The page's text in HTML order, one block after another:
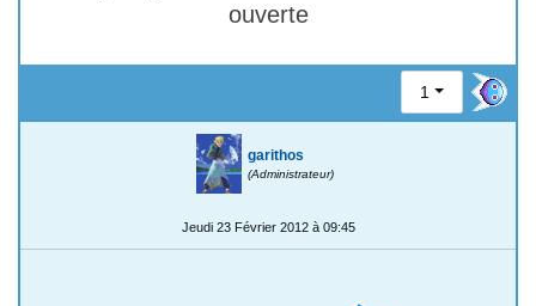
ouverte
1
garithos
(Administrateur)
Jeudi 23 Février 2012 à 09:45